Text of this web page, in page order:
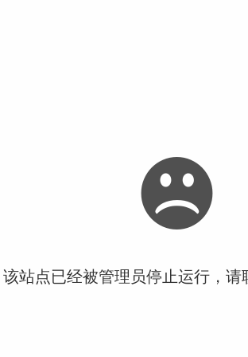
站点已经被管理员停止运行，